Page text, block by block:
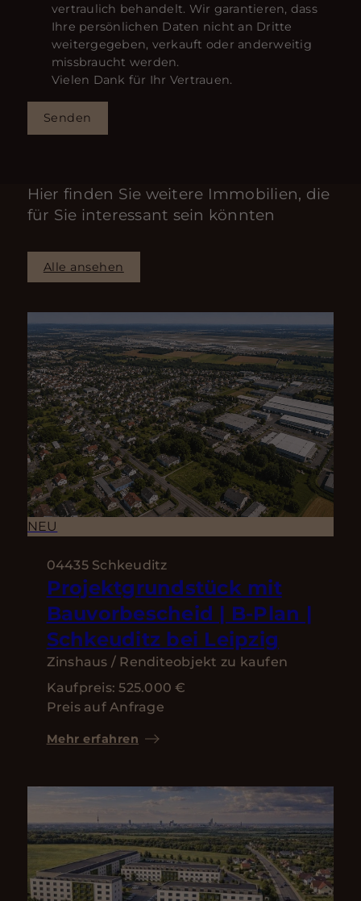
vertraulich behandelt. Wir garantieren, dass
Ihre persönlichen Daten nicht an Dritte
weitergegeben, verkauft oder anderweitig
missbraucht werden.
Vielen Dank für Ihr Vertrauen.
Senden
Hier finden Sie weitere Immobilien, die
für Sie interessant sein könnten
Alle ansehen
NEU
04435 Schkeuditz
Projektgrundstück mit
Bauvorbescheid | B-Plan |
Schkeuditz bei Leipzig
Zinshaus / Renditeobjekt zu kaufen
Kaufpreis: 525.000 €
Preis auf Anfrage
Mehr erfahren